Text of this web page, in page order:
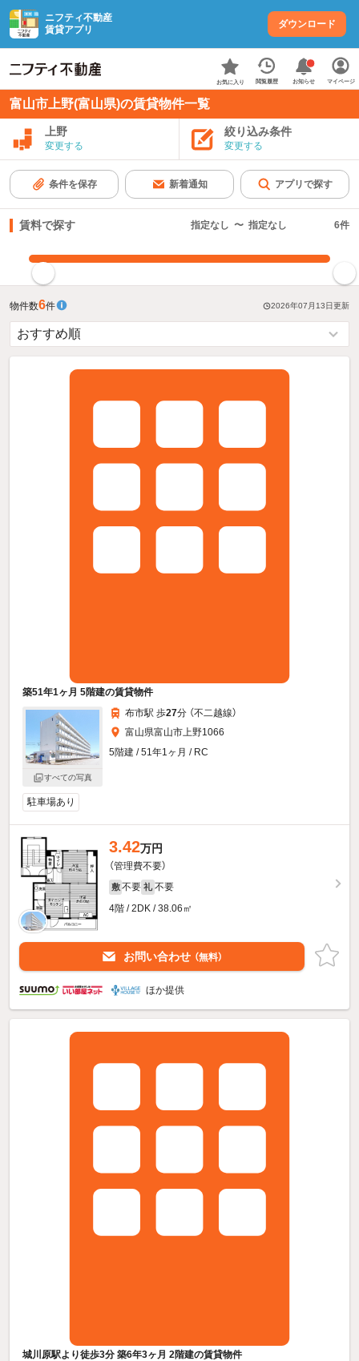
ニフティ不動産
賃貸アプリ
ダウンロード
お気に入り 閲覧履歴 お知らせ マイページ
富山市上野(富山県)の賃貸物件一覧
上野
変更する
絞り込み条件
変更する
条件を保存 新着通知 アプリで探す
賃料で探す 指定なし 〜 指定なし 6件
物件数6件 2026年07月13日更新
築51年1ヶ月 5階建の賃貸物件
すべての写真
布市駅 歩27分 （不二越線）
富山県富山市上野1066
5階建 / 51年1ヶ月 / RC
駐車場あり
3.42万円
（管理費不要）
敷 不要 礼 不要
4階 / 2DK / 38.06㎡
お問い合わせ （無料）
ほか提供
城川原駅より徒歩3分 築6年3ヶ月 2階建の賃貸物件